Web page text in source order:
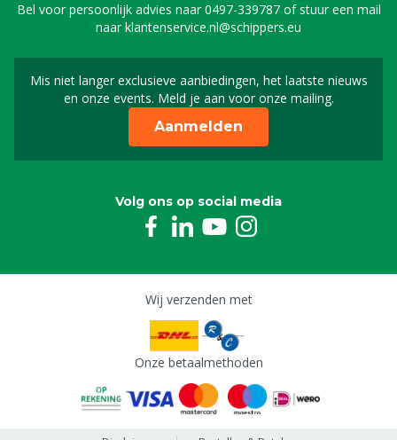
Bel voor persoonlijk advies naar0497-339787of stuur een mail
naarklantenservice.nl@schippers.eu
Mis niet langer exclusieve aanbiedingen, het laatste nieuws
en onze events. Meld je aan voor onze mailing.
Schrijf je in voor onze
Aanmelden
Volg ons op social media
Wij verzenden met
Onze betaalmethoden